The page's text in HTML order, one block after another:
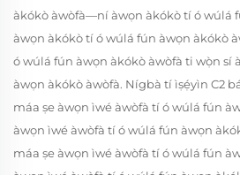
àkókò àwòfà—ní àwọn àkókò tí ó wúlá
àwọn àkókò tí ó wúlá fún àwọn àkókò
ó wúlá fún àwọn àkókò àwòfà ti wọ̀n sí
àwọn àkókò àwòfà. Nígbà tí ìṣẹ́yìn C2
máa ṣe àwọn ìwé àwòfà tí ó wúlá fún
àwọn ìwé àwòfà tí ó wúlá fún àwọn
máa ṣe àwọn ìwé àwòfà tí ó wúlá fún